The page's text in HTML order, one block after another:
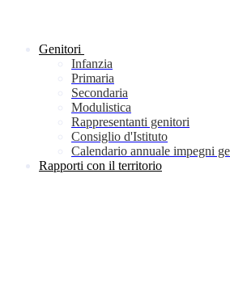
Genitori
Infanzia
Primaria
Secondaria
Modulistica
Rappresentanti genitori
Consiglio d'Istituto
Calendario annuale impegni
Rapporti con il territorio